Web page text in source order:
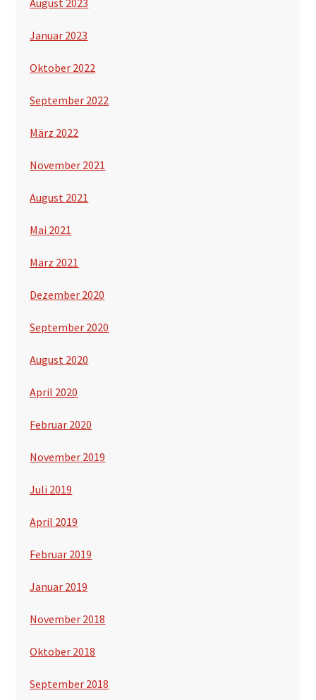
Januar 2023
Oktober 2022
September 2022
März 2022
November 2021
August 2021
Mai 2021
März 2021
Dezember 2020
September 2020
August 2020
April 2020
Februar 2020
November 2019
Juli 2019
April 2019
Februar 2019
Januar 2019
November 2018
Oktober 2018
September 2018